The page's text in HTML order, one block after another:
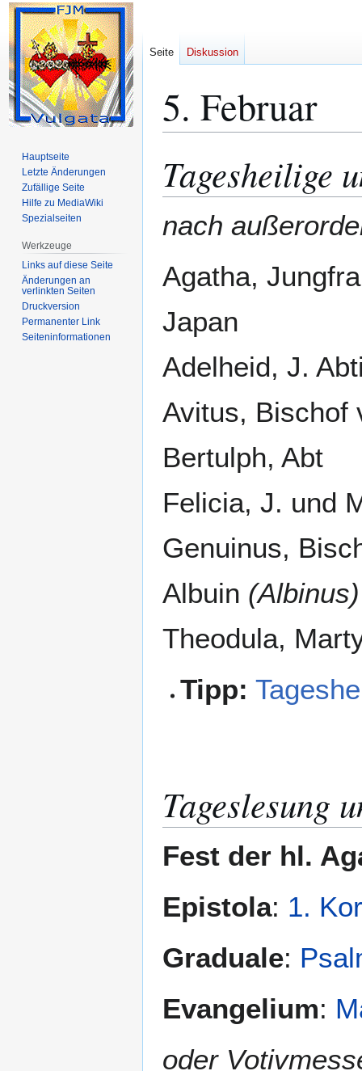
5. Februar
Navigation
springen
Suche
springen
Tagesheilige
nach
Agatha,
Japan
Adelheid, J.
Avitus, Bischof
Bertulph, Abt
Felicia, J. und
Genuinus,
Albuin (Albinus)
Theodula,
Tipp:
Tageslesung
Fest der hl.
Epistola: 1.
Graduale:
Evangelium:
oder
Seite Diskussion
Hauptseite
Letzte Änderungen
Zufällige Seite
Hilfe zu MediaWiki
Spezialseiten
Werkzeuge
Links auf diese Seite
Änderungen an
verlinkten Seiten
Druckversion
Permanenter Link
Seiten­­informationen